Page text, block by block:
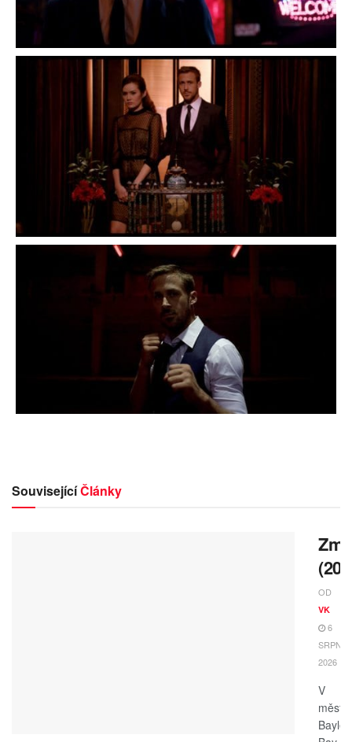
SouvisejícíČlánky
OD
VK
6
SRPNA,
2026
V